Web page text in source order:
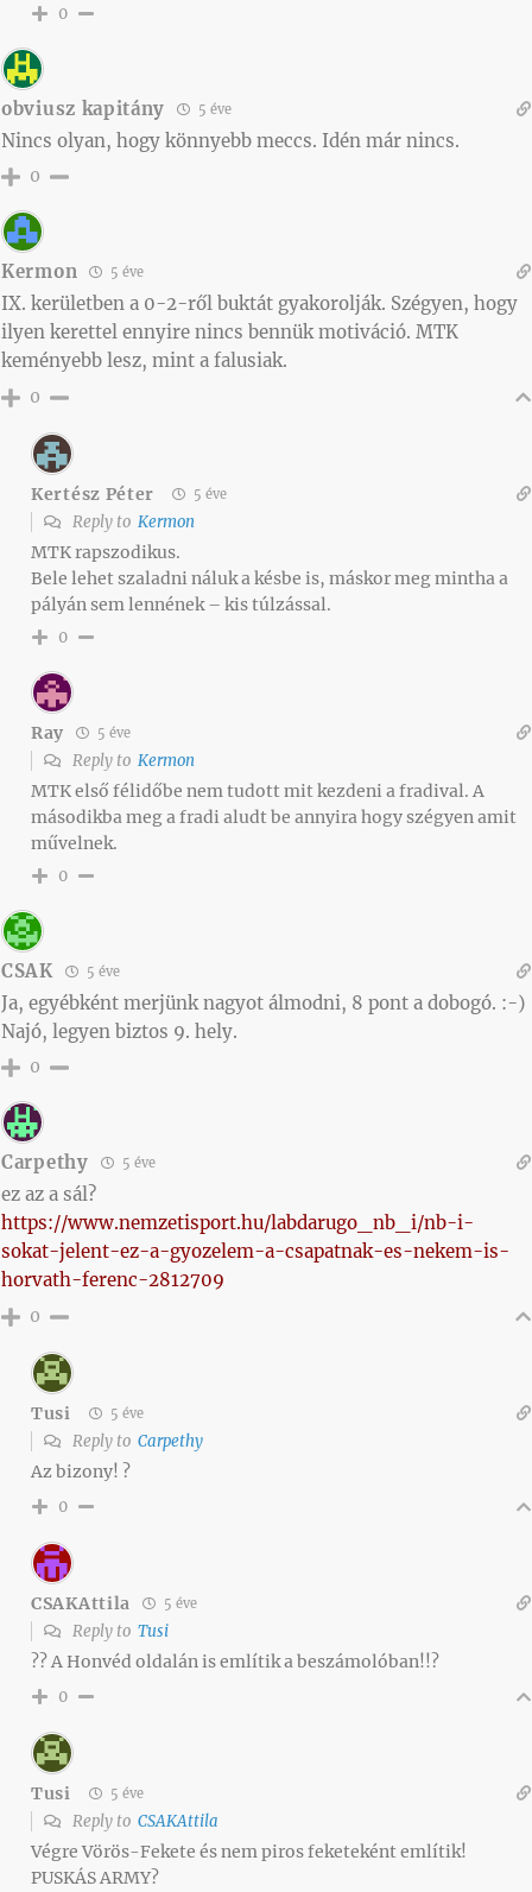
0
obviusz kapitány 5 éve
Nincs olyan, hogy könnyebb meccs. Idén már nincs.
0
Kermon 5 éve
IX. kerületben a 0-2-ről buktát gyakorolják. Szégyen, hogy
ilyen kerettel ennyire nincs bennük motiváció. MTK
keményebb lesz, mint a falusiak.
0
Kertész Péter 5 éve
Reply to Kermon
MTK rapszodikus.
Bele lehet szaladni náluk a késbe is, máskor meg mintha a
pályán sem lennének – kis túlzással.
0
Ray 5 éve
Reply to Kermon
MTK első félidőbe nem tudott mit kezdeni a fradival. A
másodikba meg a fradi aludt be annyira hogy szégyen amit
művelnek.
0
CSAK 5 éve
Ja, egyébként merjünk nagyot álmodni, 8 pont a dobogó. :-)
Najó, legyen biztos 9. hely.
0
Carpethy 5 éve
ez az a sál?
https://www.nemzetisport.hu/labdarugo_nb_i/nb-i-
sokat-jelent-ez-a-gyozelem-a-csapatnak-es-nekem-is-
horvath-ferenc-2812709
0
Tusi 5 éve
Reply to Carpethy
Az bizony! ?
0
CSAKAttila 5 éve
Reply to Tusi
?? A Honvéd oldalán is említik a beszámolóban!!?
0
Tusi 5 éve
Reply to CSAKAttila
Végre Vörös-Fekete és nem piros feketeként említik!
PUSKÁS ARMY?